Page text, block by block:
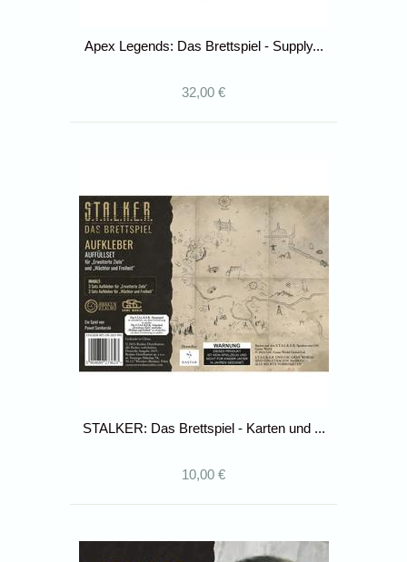
Apex Legends: Das Brettspiel - Supply...
32,00 €
STALKER: Das Brettspiel - Karten und ...
10,00 €